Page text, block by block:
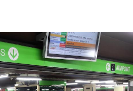
Altrecose
Mondiali calcio 2026